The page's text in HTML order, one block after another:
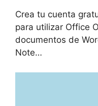
Crea tu cuenta
para utilizar Office
documentos de
Note…